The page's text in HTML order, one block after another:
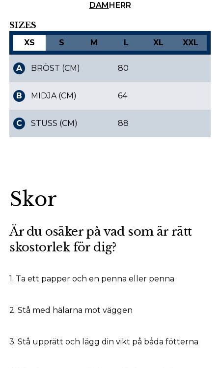
DAMHERR
SIZES
XS S M L XL XXL
A BRÖST (CM)
B MIDJA (CM)
C STUSS (CM)
80
64
88
Skor
Är du osäker på vad som är rätt
skostorlek för dig?
1. Ta ett papper och en penna eller penna
2. Stå med hälarna mot väggen
3. Stå upprätt och lägg din vikt på båda fötterna